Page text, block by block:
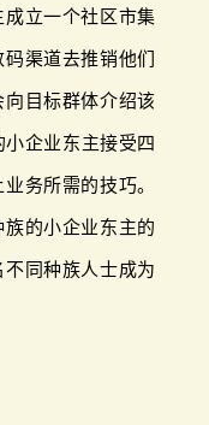
立一个社区市集
渠道去推销他们
目标群体介绍该
企业东主接受四
务所需的技巧。
的小企业东主的
同种族人士成为